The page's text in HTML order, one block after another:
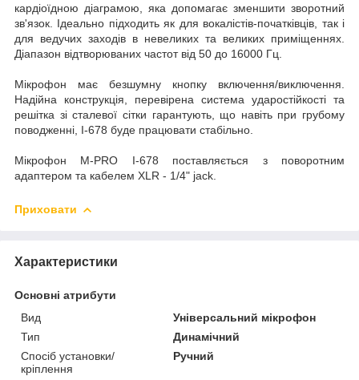
кардіоїдною діаграмою, яка допомагає зменшити зворотний
зв'язок. Ідеально підходить як для вокалістів-початківців, так і
для ведучих заходів в невеликих та великих приміщеннях.
Діапазон відтворюваних частот від 50 до 16000 Гц.
Мікрофон має безшумну кнопку включення/виключення.
Надійна конструкція, перевірена система ударостійкості та
решітка зі сталевої сітки гарантують, що навіть при грубому
поводженні, I-678 буде працювати стабільно.
Мікрофон M-PRO I-678 поставляється з поворотним
адаптером та кабелем XLR - 1/4" jack.
Приховати
Характеристики
Основні атрибути
Вид
Універсальний мікрофон
Тип
Динамічний
Спосіб установки/
кріплення
Ручний